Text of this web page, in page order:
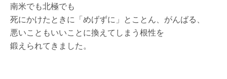
南米でも北極でも
死にかけたときに「めげずに」とことん、がんばる、
悪いこともいいことに換えてしまう根性を
鍛えられてきました。